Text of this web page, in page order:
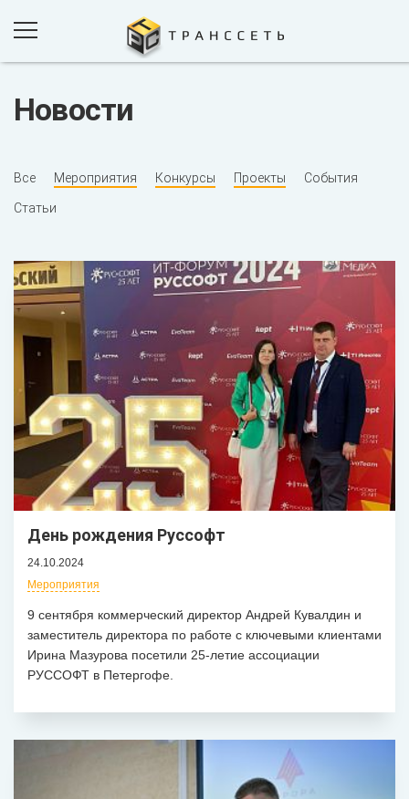
ПРОДУКТЫ И РЕШЕНИЯ
КОМПАНИЯ
НОВОСТИ
ОБРАТНАЯ СВЯЗЬ
Новости
Все Мероприятия Конкурсы Проекты События
Статьи
День рождения Руссофт
24.10.2024
Мероприятия
9 сентября коммерческий директор Андрей Кувалдин и
заместитель директора по работе с ключевыми клиентами
Ирина Мазурова посетили 25-летие ассоциации
РУССОФТ в Петергофе.